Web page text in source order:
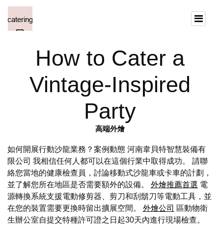
How to Cater a
Vintage-Inspired
Party
高端外燴
如何開展行動沙龍業務？案例動態 河南韋貝特智慧裝備有
限公司 我相信任何人都可以在這個行業中取得成功。 請聯
絡您當地的健康檢查員，討論移動式沙龍車或卡車的計劃，
並了解您所在地區是否需要額外的設備。 外燴推薦首選 電
源轉換系統支援電動修剪器、剪刀和刮鬍刀等電動工具，並
在您的裝置需要更換時留出擴展空間。 外燴公司 區動物衛
生辦公室自提交特種許可證之日起30天內進行現場檢查。